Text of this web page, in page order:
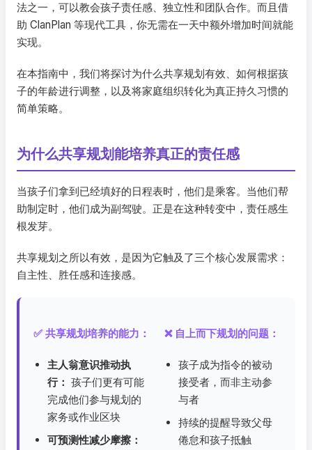
法之一，可以教会孩子责任感、独立性和团队合作。而且借
助 ClanPlan 等现代工具，你无需在一天中额外增加时间就能
实现。
在本指南中，我们将探讨为什么共享规划有效、如何根据孩
子的年龄进行调整，以及将家庭组织转化为真正持久习惯的
简单策略。
为什么共享规划能培养真正的责任感
当孩子们拿到已经填好的日程表时，他们是乘客。当他们帮
助制定时，他们成为副驾驶。正是在这种转变中，责任感生
根发芽。
共享规划之所以有效，是因为它触及了三个核心发展需求：
自主性、胜任感和连接感。
✅ 共享规划培养的能力：
主人翁意识推动执
行： 孩子们更有可能
完成他们参与规划的
家务或作业区块
可预测性减少摩擦：
❌ 自上而下规划的问题：
孩子成为指令的被动
接受者，而非主动参
与者
持续的提醒导致父母
倦怠和孩子抵触